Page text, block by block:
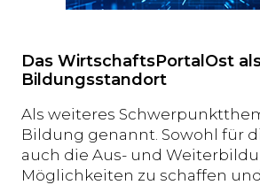
Das WirtschaftsPortalOst
Bildungsstandort
Als weiteres
Bildung genannt. Sowohl für
auch die Aus- und
Möglichkeiten zu schaffen